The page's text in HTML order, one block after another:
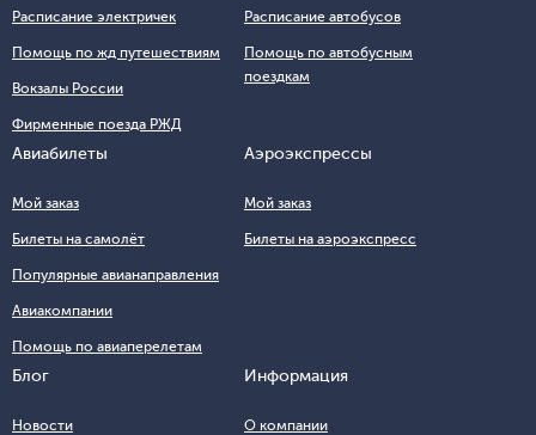
Расписание электричек
Помощь по жд путешествиям
Вокзалы России
Фирменные поезда РЖД
Расписание автобусов
Помощь по автобусным
поездкам
Авиабилеты
Мой заказ
Билеты на самолёт
Популярные авианаправления
Авиакомпании
Помощь по авиаперелетам
Аэроэкспрессы
Мой заказ
Билеты на аэроэкспресс
Блог
Новости
Информация
О компании